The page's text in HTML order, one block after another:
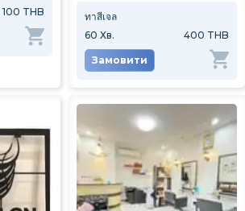
100 THB
Замовити
ทาสีเจล
60 Хв. 400 THB
Замовити